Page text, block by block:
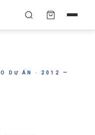
Hoàn toàn
DỰ ÁN · 2012 —